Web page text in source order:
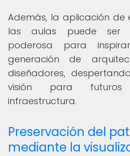
Además, la aplicación de
las aulas puede ser
poderosa para
generación de
diseñadores,
visión para
infraestructura.
Preservación del
mediante la